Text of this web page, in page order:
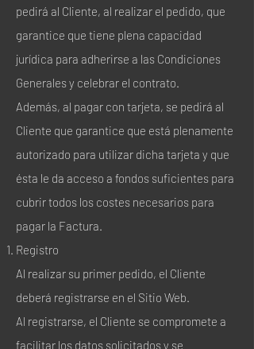
pedirá al Cliente, al realizar el pedido, que
garantice que tiene plena capacidad
jurídica para adherirse a las Condiciones
Generales y celebrar el contrato.
Además, al pagar con tarjeta, se pedirá al
Cliente que garantice que está plenamente
autorizado para utilizar dicha tarjeta y que
ésta le da acceso a fondos suficientes para
cubrir todos los costes necesarios para
pagar la Factura.
Registro
Al realizar su primer pedido, el Cliente
deberá registrarse en el Sitio Web.
Al registrarse, el Cliente se compromete a
facilitar los datos solicitados y se